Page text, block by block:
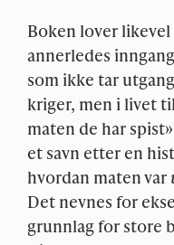
Boken lover
annerledes
som ikke tar
kriger, men i livet
maten de har
et savn etter en
hvordan maten var
Det nevnes for
grunnlag for store